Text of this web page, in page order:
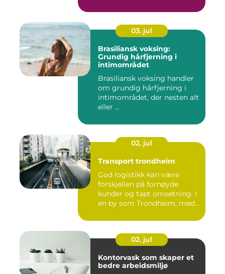
03. jul
Brasiliansk voksing:
Grundig hårfjerning i
intimområdet
Brasiliansk voksing handler
om grundig hårfjerning i
intimområdet, der nesten alt
eller ...
02. jul
Transport trondheim
God logistikk kan være
forskjellen på fornøyde
kunder og tapt omsetning. I
en by som Trondheim, med
02. jul
Kontorvask som skaper et
bedre arbeidsmiljø